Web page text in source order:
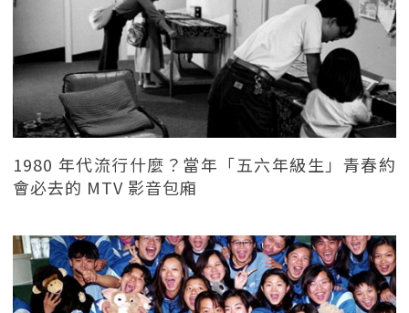
1980 年代流行什麼？當年「五六年級生」青春約
會必去的 MTV 影音包廂